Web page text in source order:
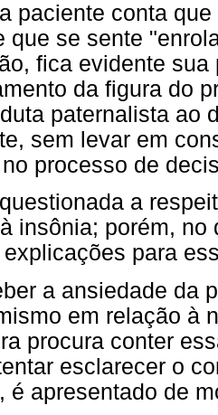
paciente conta
que se sente
fica evidente
da figura do
paternalista ao
sem levar em
processo de
a
insônia; porém,
para
a ansiedade da
em relação à
procura conter
esclarecer o
é apresentado de